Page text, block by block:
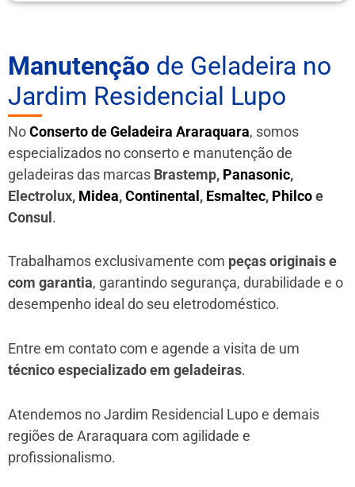
Manutenção de Geladeira no
Jardim Residencial Lupo
NoConserto de Geladeira Araraquara, somos
especializados no conserto e manutenção de
geladeiras das marcas Brastemp, Panasonic,
Electrolux, Midea,Continental, Esmaltec, Philcoe
Consul.
Trabalhamos exclusivamente com peças originais e
com garantia, garantindo segurança, durabilidade e o
desempenho ideal do seu eletrodoméstico.
Entre em contato com e agende a visita de um
técnico especializado em geladeiras.
Atendemos no Jardim Residencial Lupo e demais
regiões de Araraquara com agilidade e
profissionalismo.